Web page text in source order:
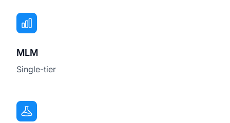
MLM
Single-tier